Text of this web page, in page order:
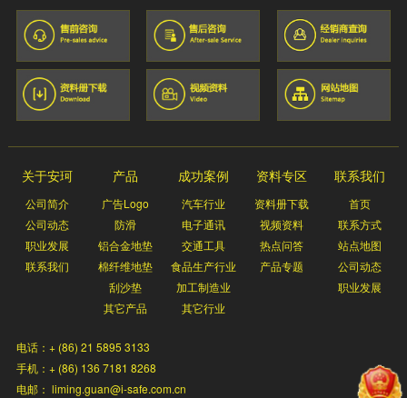
关于安珂
公司简介
公司动态
职业发展
联系我们
产品
广告Logo
防滑
铝合金地垫
棉纤维地垫
刮沙垫
其它产品
成功案例
汽车行业
电子通讯
交通工具
食品生产行业
加工制造业
其它行业
资料专区
资料册下载
视频资料
热点问答
产品专题
联系我们
首页
联系方式
站点地图
公司动态
职业发展
电话：+ (86) 21 5895 3133
手机：+ (86) 136 7181 8268
电邮： liming.guan@i-safe.com.cn